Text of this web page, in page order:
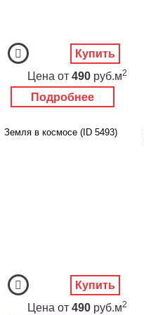
Подробнее
Цена от 490 руб.м2
Купить
Земля в космосе (ID 5493)
Цена от 490 руб.м2
Купить